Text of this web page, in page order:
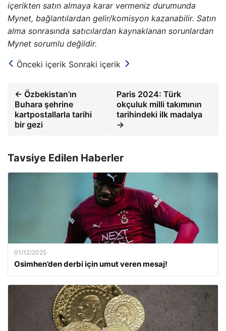
içerikten satın almaya karar vermeniz durumunda
Mynet, bağlantılardan gelir/komisyon kazanabilir. Satın
alma sonrasında satıcılardan kaynaklanan sorunlardan
Mynet sorumlu değildir.
Önceki içerik Sonraki içerik
← Özbekistan’ın
Buhara şehrine
kartpostallarla tarihi
bir gezi
Paris 2024: Türk
okçuluk milli takımının
tarihindeki ilk madalya
→
Tavsiye Edilen Haberler
01/12/2025
Osimhen’den derbi için umut veren mesaj!